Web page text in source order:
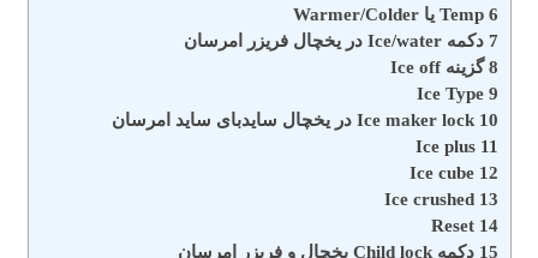
6 Temp یا Warmer/Colder
7 دکمه Ice/water در یخچال فریزر امرسان
8گزینه Ice off
9
Ice Type
10 Ice maker lock در یخچال سایدبای ساید امرسان
11
Ice plus
12
Ice cube
13
Ice crushed
14
Reset
15 دکمه Child lock یخچال و فریزر امرسان